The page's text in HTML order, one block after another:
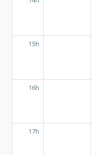
15h
16h
17h